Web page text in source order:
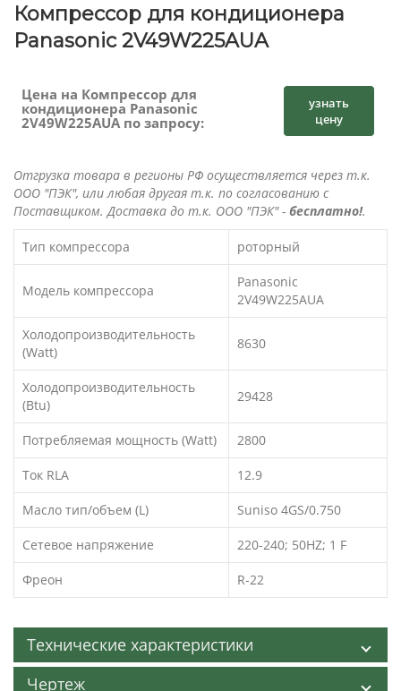
Компрессор для кондиционера
Panasonic 2V49W225AUA
Цена на Компрессор для
кондиционера Panasonic
2V49W225AUA по запросу:
узнать
цену
Отгрузка товара в регионы РФ осуществляется через т.к.
ООО "ПЭК", или любая другая т.к. по согласованию с
Поставщиком. Доставка до т.к. ООО "ПЭК" - бесплатно!.
Тип компрессора роторный
Модель компрессора
Panasonic
2V49W225AUA
Холодопроизводительность
(Watt)
8630
Холодопроизводительность
(Btu)
29428
Потребляемая мощность (Watt) 2800
Ток RLA 12.9
Масло тип/объем (L) Suniso 4GS/0.750
Сетевое напряжение 220-240; 50HZ; 1 F
Фреон R-22
Технические характеристики
Чертеж